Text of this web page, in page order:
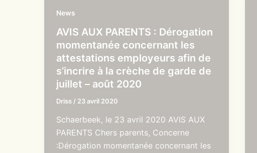
News
AVIS AUX PARENTS : Dérogation
momentanée concernant les
attestations employeurs afin de
s’incrire à la crèche de garde de
juillet – août 2020
Driss / 23 avril 2020
Schaerbeek, le 23 avril 2020 AVIS AUX
PARENTS Chers parents, Concerne
:Dérogation momentanée concernant les